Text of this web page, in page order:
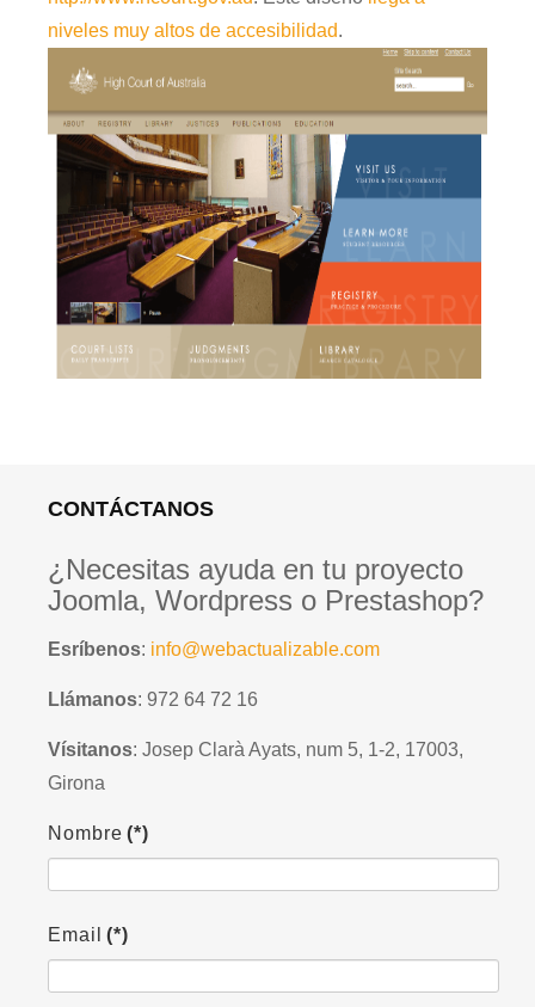
niveles muy altos de accesibilidad.
CONTÁCTANOS
¿Necesitas ayuda en tu proyecto
Joomla, Wordpress o Prestashop?
Esríbenos: info@webactualizable.com
Llámanos: 972 64 72 16
Vísitanos: Josep Clarà Ayats, num 5, 1-2, 17003,
Girona
Nombre (*)
Email (*)